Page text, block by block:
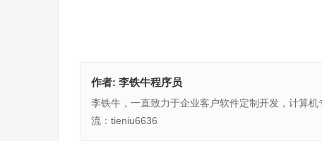
作者: 李铁牛程序员
李铁牛，一直致力于企业客户软件定制开发，计算
流：tieniu6636